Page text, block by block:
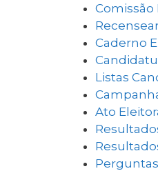
Comissão
Caderno
Listas
Ato